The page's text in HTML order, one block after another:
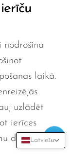
Latviešu
laikā.
uzlādēt
ierīces
daudzumu.